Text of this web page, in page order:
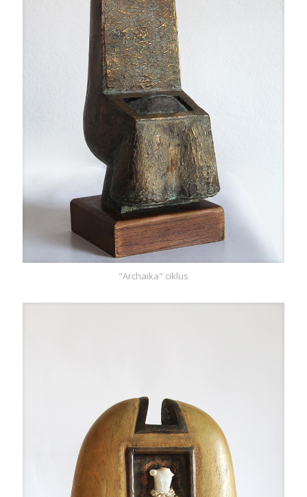
"Archaika" ciklus